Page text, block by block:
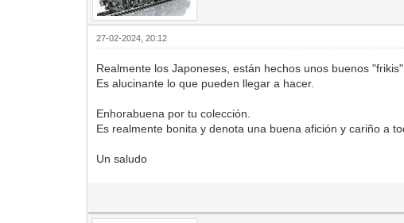
27-02-2024, 20:12
Realmente los Japoneses, están hechos unos buenos "frikis".
Es alucinante lo que pueden llegar a hacer.
Enhorabuena por tu colección.
Es realmente bonita y denota una buena afición y cariño a
Un saludo